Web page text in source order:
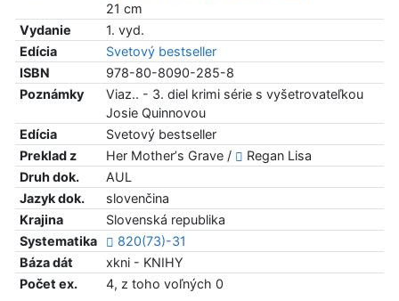
21 cm
Vydanie
1. vyd.
Edícia
Svetový bestseller
ISBN
978-80-8090-285-8
Poznámky
Viaz.. - 3. diel krimi série s vyšetrovateľkou
Josie Quinnovou
Edícia
Svetový bestseller
Preklad z
Her Motherʼs Grave /
Regan Lisa
Druh dok.
AUL
Jazyk dok.
slovenčina
Krajina
Slovenská republika
Systematika
820(73)-31
Báza dát
xkni - KNIHY
Počet ex.
4, z toho voľných 0